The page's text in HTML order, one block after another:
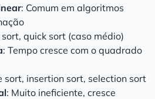
: Comum em algoritmos
quick sort (caso médio)
: Tempo cresce com o quadrado
sort, insertion sort, selection sort
: Muito ineficiente, cresce